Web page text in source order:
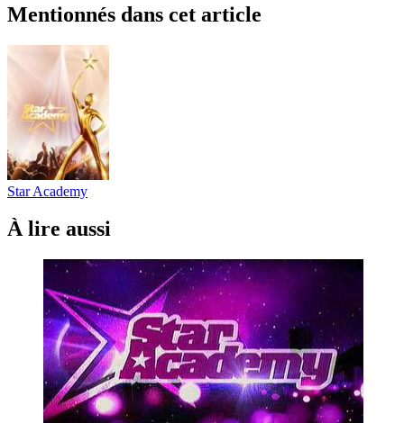
Mentionnés dans cet article
Star Academy
À lire aussi